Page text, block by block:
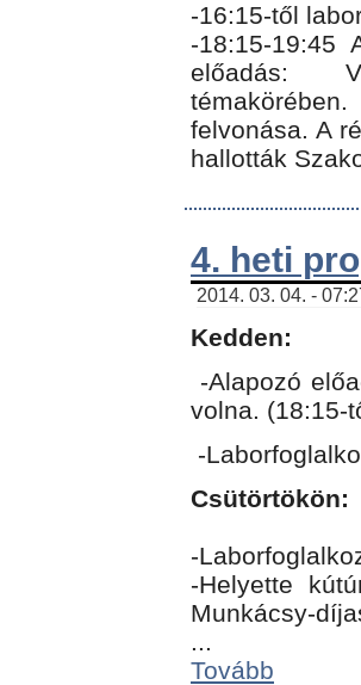
-16:15-től
-18:15-19:45
előadás:
felvonása. A
hallották
4. heti
2014. 03. 04. -
Kedden:
-Alapozó
volna. (18:15-
-
Csütörtökön:
-
-Helyette
Munkácsy-
...
Tovább